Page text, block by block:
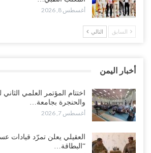
أغسطس 7, 2026
“شبوة“| الرياض تستبق نهب نفط ثاني محافظة
في يافع..!
أغسطس 7, 2026
دعوات لتطوير خدمات السمع ومواكبة التقنيات…
أغسطس 7, 2026
أغسطس 8, 2026
السابق التالي
أخبار اليمن
اختتام المؤتمر العلمي الثاني
والحنجرة بجامعة…
أغسطس 7, 2026
العقيلي يعلن تمرّد قيادات
“البطاقة…